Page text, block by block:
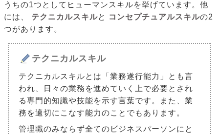
うちの1つとしてヒューマンスキルを挙げています。他
には、
テクニカルスキルと コンセプチュアルスキルの2
つがあります。
テクニカルスキル
テクニカルスキルとは「業務遂行能力」とも言
われ、日々の業務を進めていく上で必要とされ
る専門的知識や技能を示す言葉です。また、業
務を適切にこなす能力のことでもあります。
管理職のみならず全てのビジネスパーソンにと